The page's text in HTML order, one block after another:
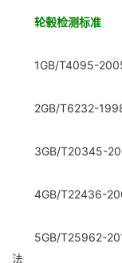
轮毂检测标准
1GB/T4095-2005
2GB/T6232-1998
3GB/T20345-
4GB/T22436-
5GB/T25962-2010
法